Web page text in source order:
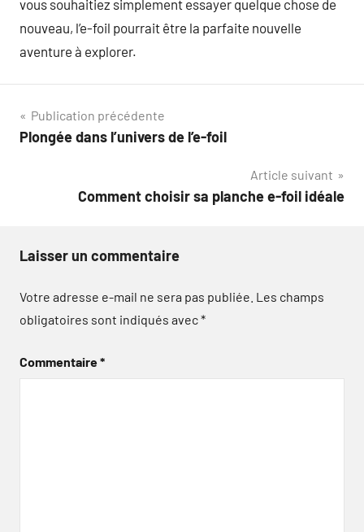
vous souhaitiez simplement essayer quelque chose de
nouveau, l’e-foil pourrait être la parfaite nouvelle
aventure à explorer.
Navigation
de
Publication précédente
Plongée dans l’univers de l’e-foil
Article suivant
Comment choisir sa planche e-foil idéale
Laisser un commentaire
Votre adresse e-mail ne sera pas publiée. Les champs
obligatoires sont indiqués avec*
Commentaire*